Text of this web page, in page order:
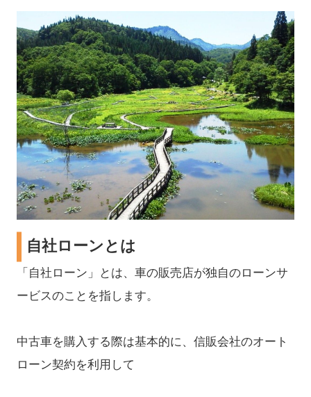
自社ローンとは
「自社ローン」とは、車の販売店が独自のローンサ
ービスのことを指します。
中古車を購入する際は基本的に、信販会社のオート
ローン契約を利用して